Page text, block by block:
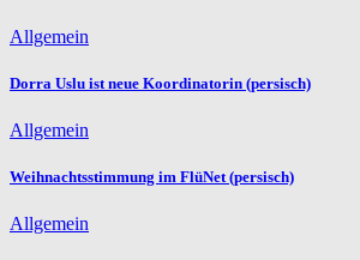
Allgemein
Dorra Uslu ist neue Koordinatorin (persisch)
Allgemein
Weihnachtsstimmung im FlüNet (persisch)
Allgemein